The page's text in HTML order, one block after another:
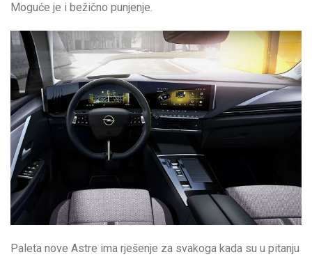
Moguće je i bežično punjenje.
Paleta nove Astre ima rješenje za svakoga kada su u pitanju